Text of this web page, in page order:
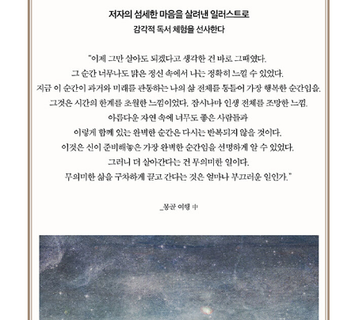
반드시 필요한 시간임을 말이다. 우리는 선입견이 있다. 내면의 성숙
은 고결한 방식을 통해서만 이룰 수 있다는 선입견. 동서양의 고전을
읽고, 어려운 철학책과 씨름하고, 대학원에서 공부를 하고, 조용한 공
간에서 사색하는 아름다운 방법만이 우리를 성장시킬 것이라고 생각
한다. 어떤 면에서는 옳은 말이다. 우리는 실제로 그러한 시간 속에서
고 만나고 싶지도 않은 세계에서의 경험들. 부당함에 굴복하고, 부조
리에 타협하고, 옳은 주장을 꺾고, 스스로의 초라함에 몸부림칠 때에
만 얻게 되는 그런 배움이 있다. 슬프게도 우리에게는 이런 세계에 머
무르는 시간이 필요하다. 그래야만 우리는 나와 타인의 한계를 정확